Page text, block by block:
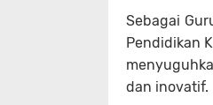
Sebagai
Pendidikan
dan inovatif.